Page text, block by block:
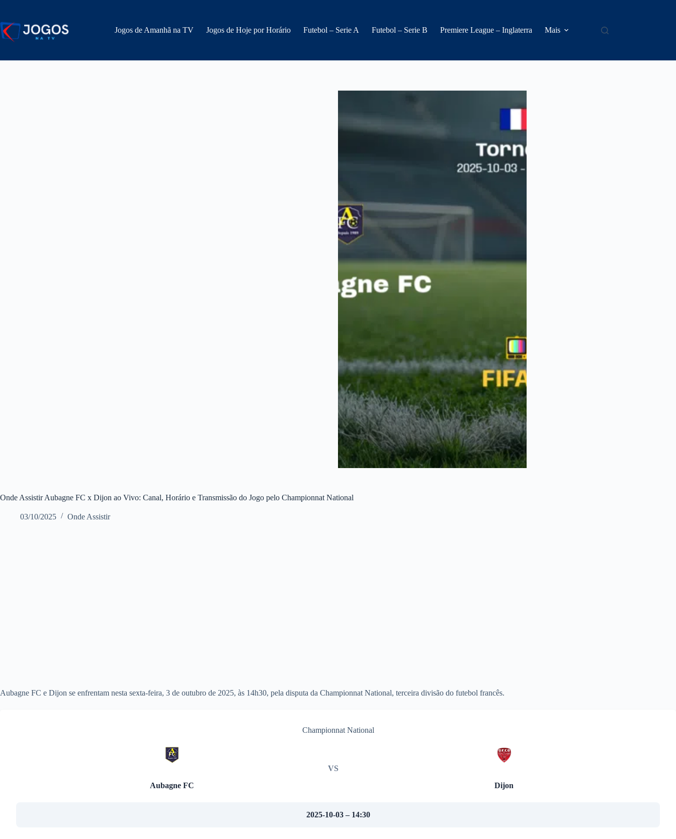
o
conteúdo
Jogos de Amanhã na TV Jogos de Hoje por Horário Futebol – Serie A Futebol – Serie B Premiere League – Inglaterra Mais
Onde Assistir Aubagne FC x Dijon ao Vivo: Canal, Horário e Transmissão do Jogo pelo Championnat National
03/10/2025 Onde Assistir
Aubagne FC e Dijon se enfrentam nesta sexta-feira, 3 de outubro de 2025, às 14h30, pela disputa da Championnat National, terceira divisão do futebol francês.
Championnat National
Aubagne FC
VS
Dijon
2025-10-03 – 14:30